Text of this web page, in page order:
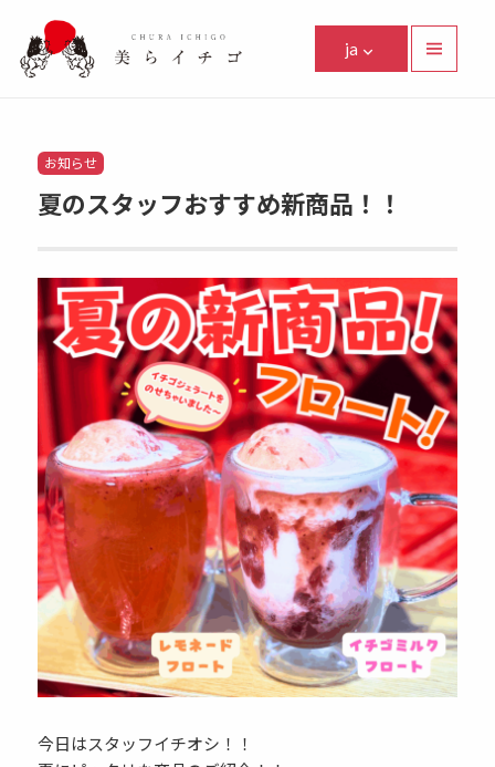
美らイチゴ
ja
Categories
お知らせ
夏のスタッフおすすめ新商品！！
今日はスタッフイチオシ！！